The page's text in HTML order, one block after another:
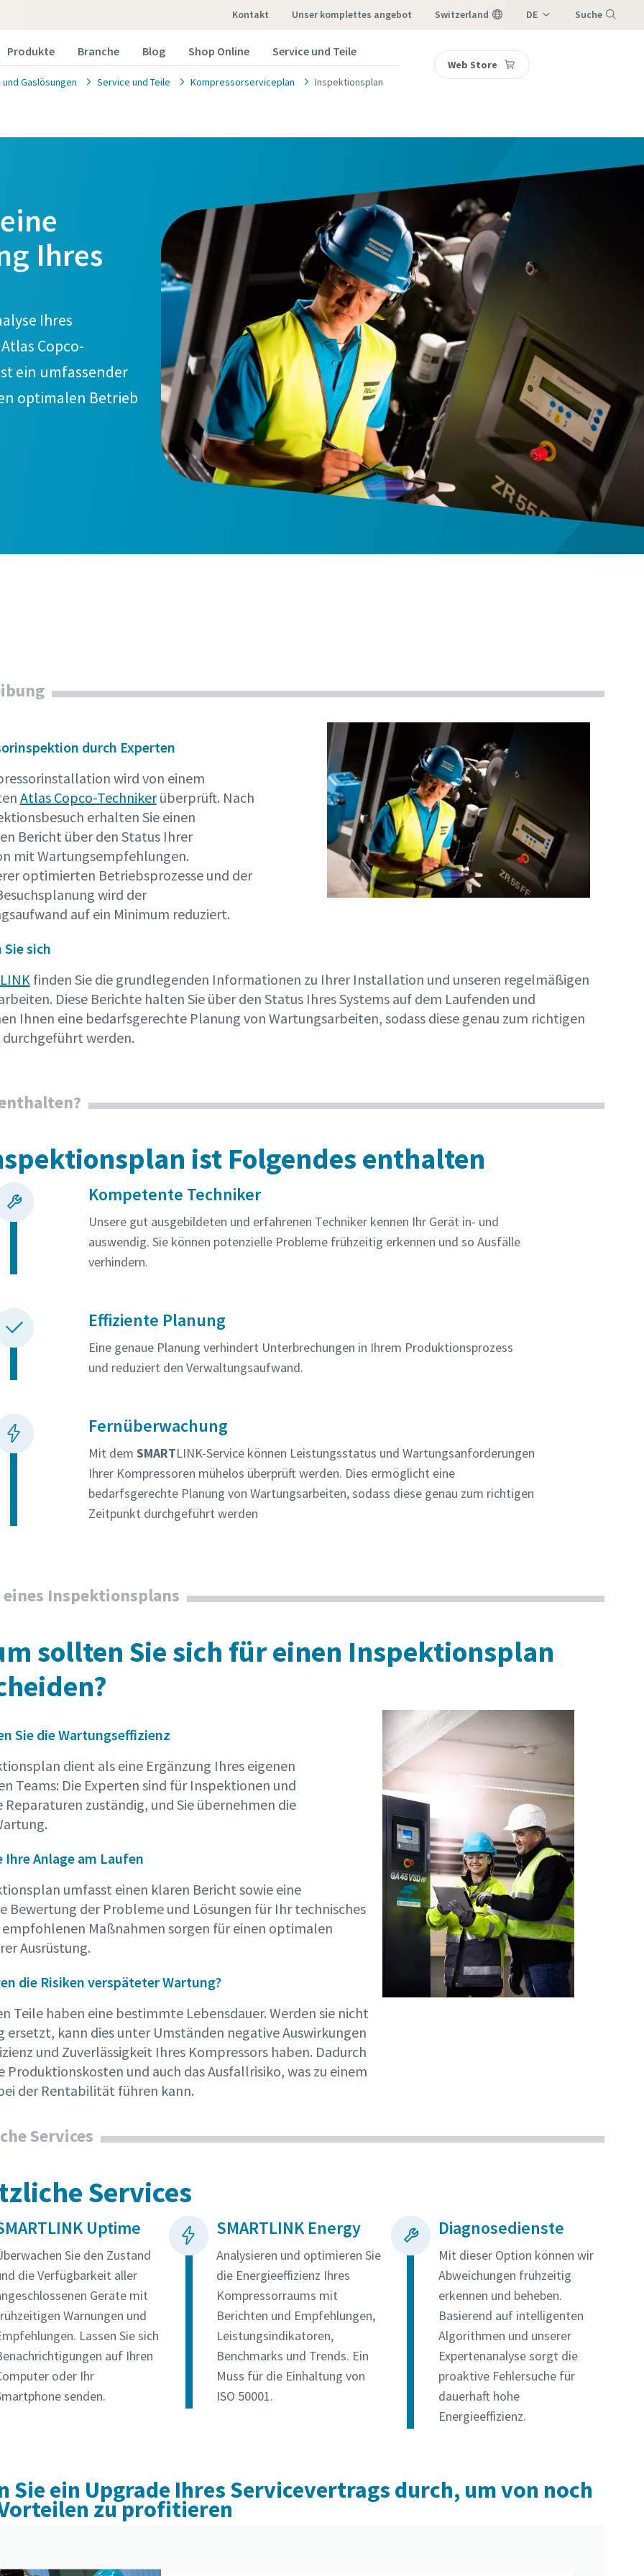
Kontakt unser komplettes angebot Switzerland DE Suche
Produkte Branche Blog Shop Online Service und Teile
und Gaslösungen Service und Teile Kompressorserviceplan Inspektionsplan
Web Store
Ihres
Ihres
Copco-
ein umfassender
optimalen Betrieb
durch Experten
wird von einem
Atlas Copco-Technikerüberprüft. Nach
erhalten Sie einen
Bericht über den Status Ihrer
mit Wartungsempfehlungen.
optimierten Betriebsprozesse und der
wird der
auf ein Minimum reduziert.
sich
LINKfinden Sie die grundlegenden Informationen zu Ihrer Installation und unseren regelmäßigen
Diese Berichte halten Sie über den Status Ihres Systems auf dem Laufenden und
Ihnen eine bedarfsgerechte Planung von Wartungsarbeiten, sodass diese genau zum richtigen
werden.
ist Folgendes enthalten
Kompetente Techniker
Unsere gut ausgebildeten und erfahrenen Techniker kennen Ihr Gerät in- und
auswendig. Sie können potenzielle Probleme frühzeitig erkennen und so Ausfälle
verhindern.
Effiziente Planung
Eine genaue Planung verhindert Unterbrechungen in Ihrem Produktionsprozess
und reduziert den Verwaltungsaufwand.
Fernüberwachung
Mit dem SMARTLINK-Service können Leistungsstatus und Wartungsanforderungen
Ihrer Kompressoren mühelos überprüft werden. Dies ermöglicht eine
bedarfsgerechte Planung von Wartungsarbeiten, sodass diese genau zum richtigen
Zeitpunkt durchgeführt werden
Inspektionsplans
sollten Sie sich für einen Inspektionsplan
Sie die Wartungseffizienz
dient als eine Ergänzung Ihres eigenen
Teams: Die Experten sind für Inspektionen und
Reparaturen zuständig, und Sie übernehmen die
Ihre Anlage am Laufen
umfasst einen klaren Bericht sowie eine
Bewertung der Probleme und Lösungen für Ihr technisches
empfohlenen Maßnahmen sorgen für einen optimalen
Ausrüstung.
die Risiken verspäteter Wartung?
Teile haben eine bestimmte Lebensdauer. Werden sie nicht
ersetzt, kann dies unter Umständen negative Auswirkungen
und Zuverlässigkeit Ihres Kompressors haben. Dadurch
Produktionskosten und auch das Ausfallrisiko, was zu einem
der Rentabilität führen kann.
Services
Services
Uptime
Sie den Zustand
die Verfügbarkeit aller
Geräte mit
Warnungen und
Lassen Sie sich
auf Ihren
oder Ihr
senden.
SMARTLINK Energy
Analysieren und optimieren Sie
die Energieeffizienz Ihres
Kompressorraums mit
Berichten und Empfehlungen,
Leistungsindikatoren,
Benchmarks und Trends. Ein
Muss für die Einhaltung von
ISO 50001.
Diagnosedienste
Mit dieser Option können wir
Abweichungen frühzeitig
erkennen und beheben.
Basierend auf intelligenten
Algorithmen und unserer
Expertenanalyse sorgt die
proaktive Fehlersuche für
dauerhaft hohe
Energieeffizienz.
Sie ein Upgrade Ihres Servicevertrags durch, um von noch
zu profitieren